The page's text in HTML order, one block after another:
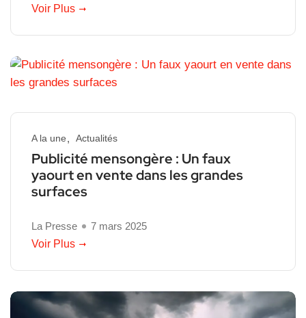
Voir Plus
A la une Actualités
Publicité mensongère : Un faux
yaourt en vente dans les grandes
surfaces
La Presse
7 mars 2025
Voir Plus